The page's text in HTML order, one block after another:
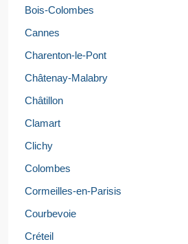
Bois-Colombes
Cannes
Charenton-le-Pont
Châtenay-Malabry
Châtillon
Clamart
Clichy
Colombes
Cormeilles-en-Parisis
Courbevoie
Créteil